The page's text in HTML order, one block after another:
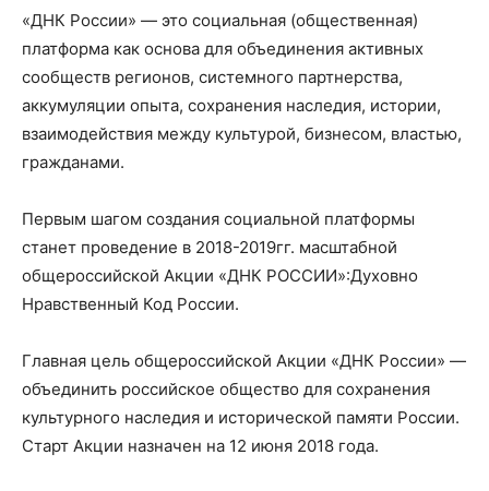
«ДНК России» — это социальная (общественная)
платформа как основа для объединения активных
сообществ регионов, системного партнерства,
аккумуляции опыта, сохранения наследия, истории,
взаимодействия между культурой, бизнесом, властью,
гражданами.
Первым шагом создания социальной платформы
станет проведение в 2018-2019гг. масштабной
общероссийской Акции «ДНК РОССИИ»:Духовно
Нравственный Код России.
Главная цель общероссийской Акции «ДНК России» —
объединить российское общество для сохранения
культурного наследия и исторической памяти России.
Старт Акции назначен на 12 июня 2018 года.